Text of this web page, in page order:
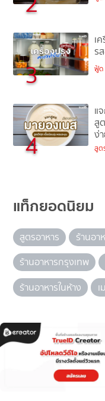
3
เ
ร
ฟู้ด
4
แ
สู
ง่
สูต
แท็กยอดนิยม
สูตรอาหาร ร้านอา
ร้านอาหารกรุงเทพ
ร้านอาหารในห้าง